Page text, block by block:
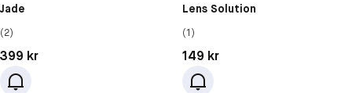
Jade
(2)
Pris: 399 kr
399 kr
Lens Solution
(1)
Pris: 149 kr
149 kr